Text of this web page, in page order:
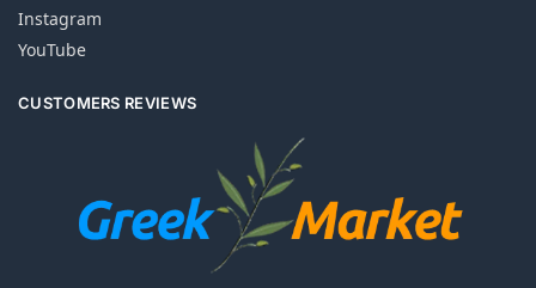
Instagram
YouTube
CUSTOMERS REVIEWS